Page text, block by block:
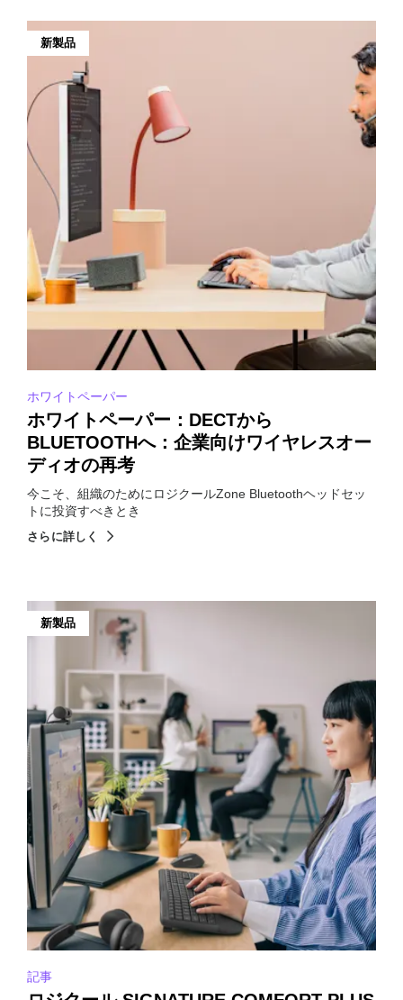
新製品
ホワイトペーパー
ホワイトペーパー：DECTから
BLUETOOTHへ：企業向けワイヤレスオー
ディオの再考
今こそ、組織のためにロジクールZone Bluetoothヘッドセッ
トに投資すべきとき
さらに詳しく
新製品
記事